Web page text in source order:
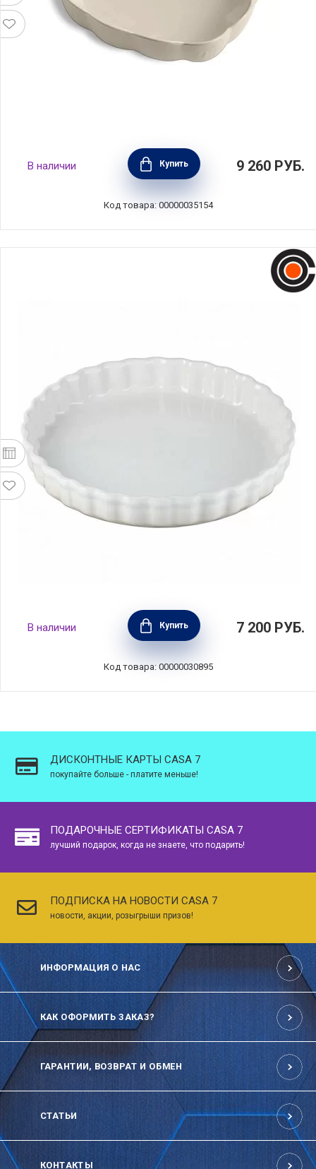
Форма для выпечки "Сердце" с волнистыми
бортами 26,5 см, керамика, цвет крем, Emile
Henry, Франция, 026153
В наличии Купить 9 260 РУБ.
Код товара: 00000035154
Форма для пирога рифлёная 28 см, цвет
меренга, керамика, Le Creuset, Франция,
71120287160001
В наличии Купить 7 200 РУБ.
Код товара: 00000030895
ДИСКОНТНЫЕ КАРТЫ CASA 7
покупайте больше - платите меньше!
ПОДАРОЧНЫЕ СЕРТИФИКАТЫ CASA 7
лучший подарок, когда не знаете, что подарить!
ПОДПИСКА НА НОВОСТИ CASA 7
новости, акции, розыгрыши призов!
ИНФОРМАЦИЯ О НАС
КАК ОФОРМИТЬ ЗАКАЗ?
ГАРАНТИИ, ВОЗВРАТ И ОБМЕН
СТАТЬИ
КОНТАКТЫ